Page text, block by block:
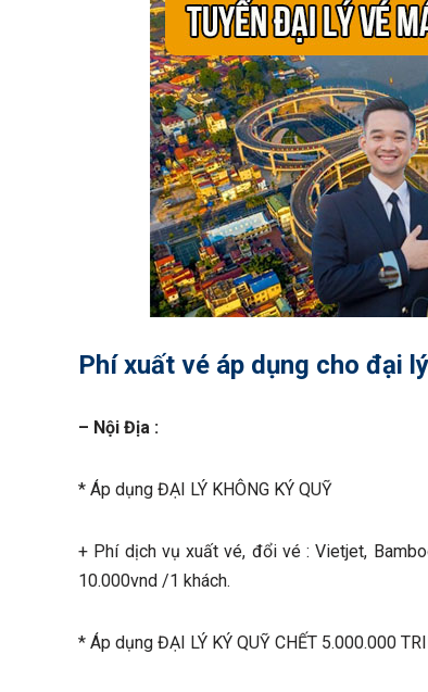
Phí xuất vé áp dụng cho đại
– Nội Địa :
* Áp dụng ĐẠI LÝ KHÔNG KÝ QUỸ
+ Phí dịch vụ xuất vé, đổi vé : Vietjet,
10.000vnd /1 khách.
* Áp dụng ĐẠI LÝ KÝ QUỸ CHẾT 5.000.000